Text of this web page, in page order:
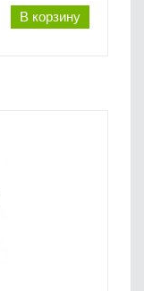
В корзину